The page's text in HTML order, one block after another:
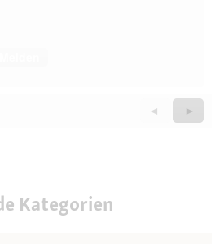
Zurück
Questions
◄
Weiter
►
Kategorien